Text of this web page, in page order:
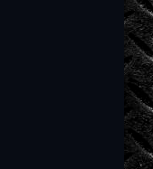
- Анна Джейн